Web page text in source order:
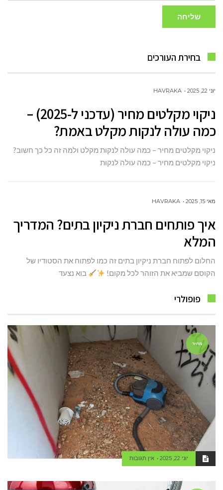
שליחה
בחירת העורכים
יוני 22, 2025 HAVRAKA
ניקוי מקלטים מחיר (עדכני ל-2025) –
כמה עולה לנקות מקלט באמת?
ניקוי מקלטים מחיר – כמה עולה לנקות מקלט ולמה זה כל כך חשוב?
ניקוי מקלטים מחיר – כמה עולה לנקות
מאי 15, 2025 HAVRAKA
איך פותחים חברת ניקיון בתים? המדריך
המלא
החלום לפתוח חברת ניקיון בתים זה כמו לפתוח את הסטודיו של
הקוסם שמביא את הזוהר לכל מקום!
בוא נצעד
פופולרי
מחיר
יוני 22, 2025 אין תגובות